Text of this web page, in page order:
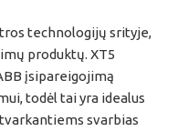
technologijų srityje,
produktų. XT5
įsipareigojimą
todėl tai yra idealus
svarbias